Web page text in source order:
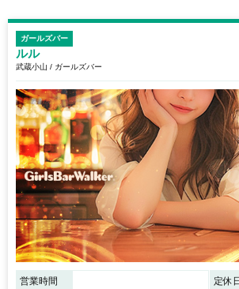
ガールズバー
ルル
武蔵小山 / ガールズバー
営業時間 定休